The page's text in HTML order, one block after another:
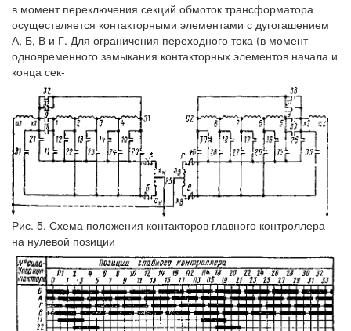
в момент переключения секций обмоток трансформатора
осуществляется контакторными элементами с дугогашением
А, Б, В и Г. Для ограничения переходного тока (в момент
одновременного замыкания контакторных элементов начала и
конца сек-
Рис. 5. Схема положения контакторов главного контроллера
на нулевой позиции